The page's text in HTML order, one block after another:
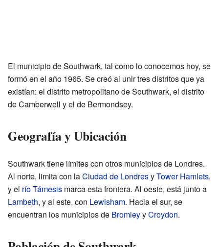
El municipio de Southwark, tal como lo conocemos hoy, se
formó en el año 1965. Se creó al unir tres distritos que ya
existían: el distrito metropolitano de Southwark, el distrito
de Camberwell y el de Bermondsey.
Geografía y Ubicación
Southwark tiene límites con otros municipios de Londres.
Al norte, limita con laCiudad de LondresyTower Hamlets,
y el río Támesis marca esta frontera. Al oeste, está junto a
Lambeth, y al este, con Lewisham. Hacia el sur, se
encuentran los municipios de BromleyyCroydon.